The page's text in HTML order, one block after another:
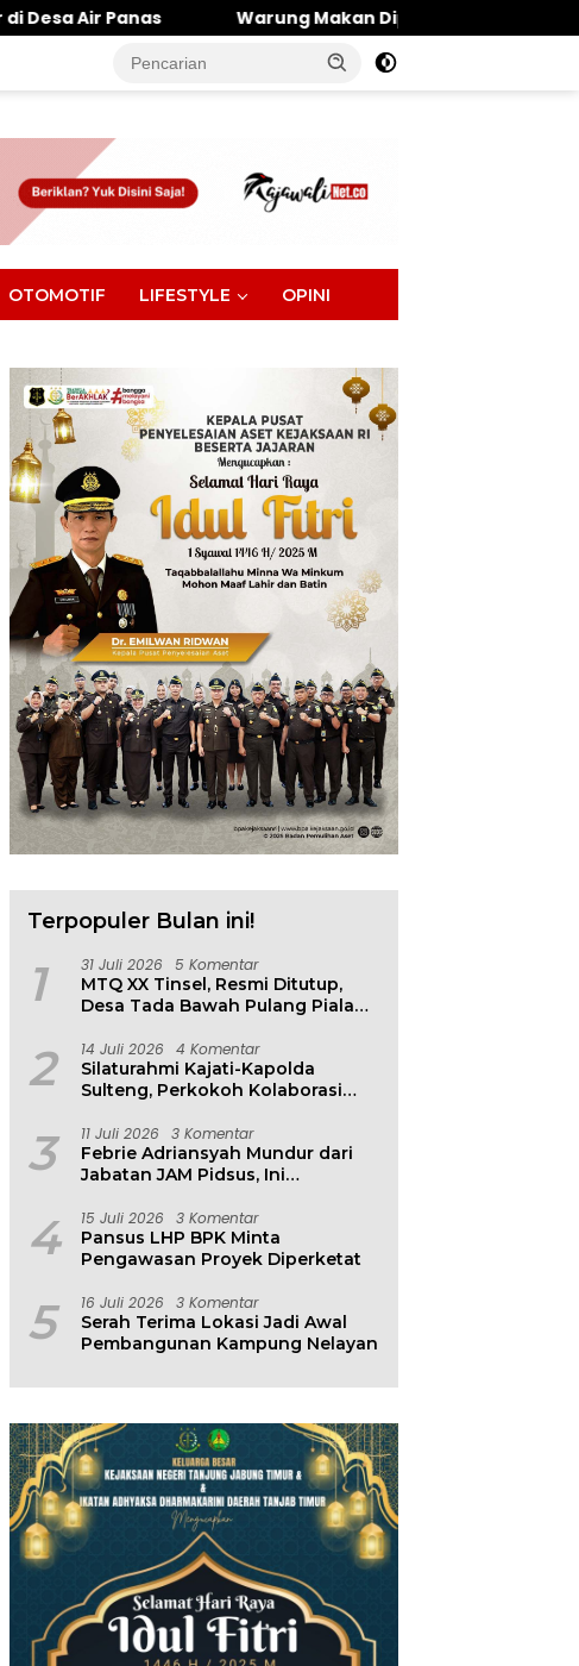
Warung Makan Dipantai Khatulistiwa Hangus
OTOMOTIF LIFESTYLE OPINI
Terpopuler Bulan ini!
1 31 Juli 2026 5 Komentar
MTQ XX Tinsel, Resmi Ditutup,
Desa Tada Bawah Pulang Piala
2 14 Juli 2026 4 Komentar
Silaturahmi Kajati-Kapolda
Sulteng, Perkokoh Kolaborasi
3 11 Juli 2026 3 Komentar
Febrie Adriansyah Mundur dari
Jabatan JAM Pidsus, Ini
4 15 Juli 2026 3 Komentar
Pansus LHP BPK Minta
Pengawasan Proyek Diperketat
5 16 Juli 2026 3 Komentar
Serah Terima Lokasi Jadi Awal
Pembangunan Kampung Nelayan